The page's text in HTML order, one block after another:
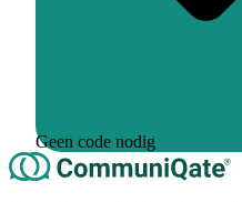
Geen code nodig